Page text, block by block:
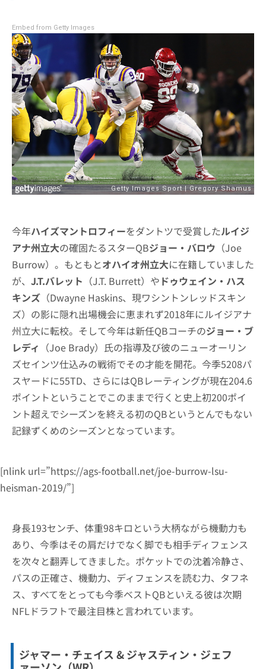
Embed from Getty Images
今年ハイズマントロフィーをダントツで受賞したルイジ
アナ州立大の確固たるスターQBジョー・バロウ （Joe
Burrow）。もともとオハイオ州立大に在籍していました
が、 J.T.バレット （J.T. Burrett）や ドゥウェイン・ハス
キンズ （Dwayne Haskins、現ワシントンレッドスキン
ズ）の影に隠れ出場機会に恵まれず2018年にルイジアナ
州立大に転校。そして今年は新任QBコーチのジョー・ブ
レディ （Joe Brady）氏の指導及び彼のニューオーリン
ズセインツ仕込みの戦術でその才能を開花。今季5208パ
スヤードに55TD、さらにはQBレーティングが現在204.6
ポイントということでこのままで行くと史上初200ポイ
ント超えでシーズンを終える初のQBというとんでもない
記録ずくめのシーズンとなっています。
[nlink url=”https://ags-football.net/joe-burrow-lsu-
heisman-2019/”]
身長193センチ、体重98キロという大柄ながら機動力も
あり、今季はその肩だけでなく脚でも相手ディフェンス
を次々と翻弄してきました。ポケットでの沈着冷静さ、
パスの正確さ、機動力、ディフェンスを読む力、タフネ
ス、すべてをとっても今季ベストQBといえる彼は次期
NFLドラフトで最注目株と言われています。
ジャマー・チェイス & ジャスティン・ジェフ